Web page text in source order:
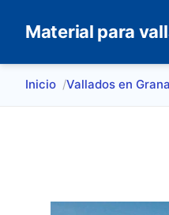
Material para
Inicio Vallados en